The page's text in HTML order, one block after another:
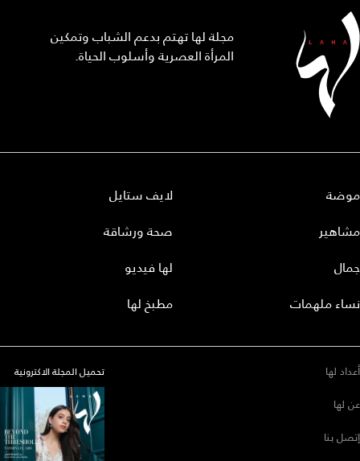
مجلة لها تهتم بدعم الشباب وتمكين
المرأة العصرية وأسلوب الحياة.
موضة
مشاهير
جمال
نساء ملهمات
لايف ستايل
صحة ورشاقة
لها فيديو
مطبخ لها
أعداد لها
عن لها
إتصل بنا
تحميل المجلة الاكترونية